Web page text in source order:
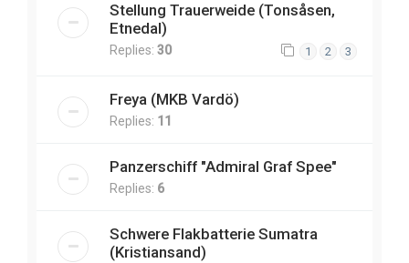
Stellung Trauerweide (Tonsåsen,
Etnedal)
Replies: 30 1 2 3
Freya (MKB Vardö)
Replies: 11
Panzerschiff "Admiral Graf Spee"
Replies: 6
Schwere Flakbatterie Sumatra
(Kristiansand)